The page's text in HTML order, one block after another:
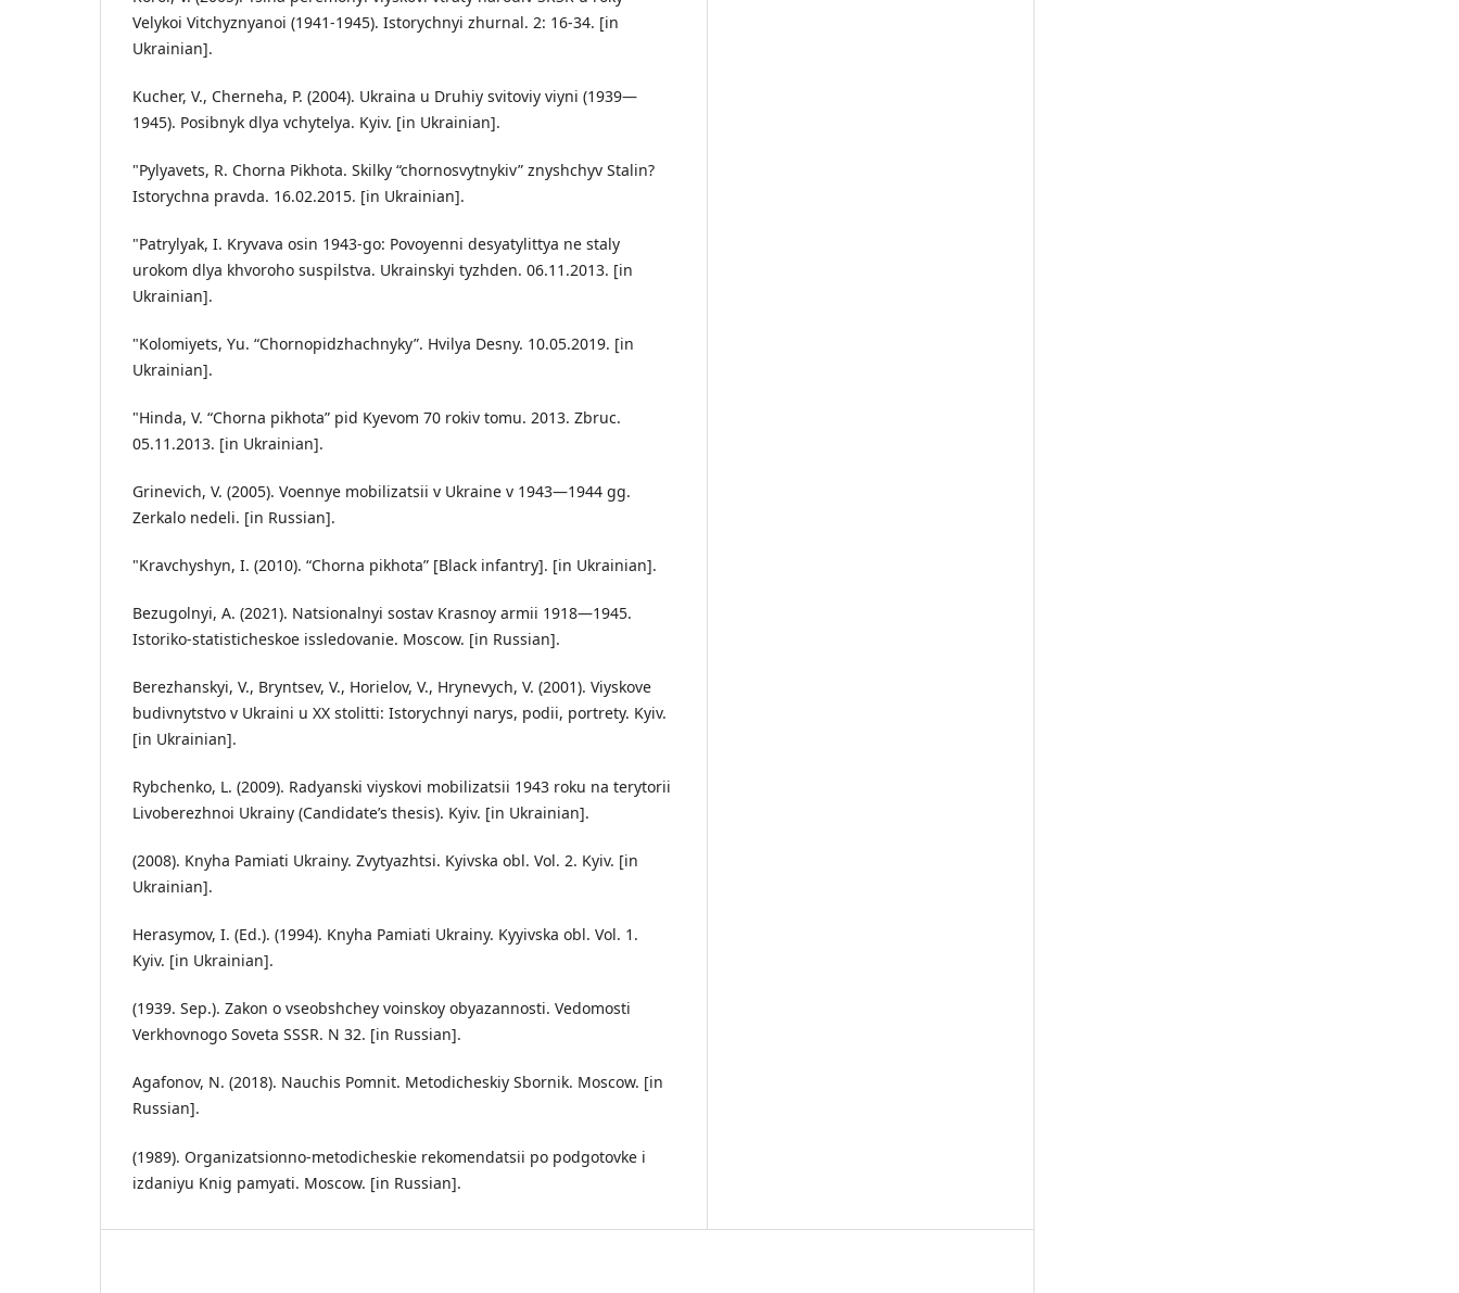
Velykoi Vitchyznyanoi (1941-1945). Istorychnyi zhurnal. 2: 16-34. [in
Ukrainian].
Kucher, V., Cherneha, P. (2004). Ukraina u Druhiy svitoviy viyni (1939—
1945). Posibnyk dlya vchytelya. Kyiv. [in Ukrainian].
"Pylyavets, R. Chorna Pikhota. Skilky “chornosvytnykiv” znyshchyv Stalin?
Istorychna pravda. 16.02.2015. [in Ukrainian].
"Patrylyak, I. Kryvava osin 1943-go: Povoyenni desyatylittya ne staly
urokom dlya khvoroho suspilstva. Ukrainskyi tyzhden. 06.11.2013. [in
Ukrainian].
"Kolomiyets, Yu. “Chornopidzhachnyky”. Hvilya Desny. 10.05.2019. [in
Ukrainian].
"Hinda, V. “Chorna pikhota” pid Kyevom 70 rokiv tomu. 2013. Zbruc.
05.11.2013. [in Ukrainian].
Grinevich, V. (2005). Voennye mobilizatsii v Ukraine v 1943—1944 gg.
Zerkalo nedeli. [in Russian].
"Kravchyshyn, I. (2010). “Chorna pikhota” [Black infantry]. [in Ukrainian].
Bezugolnyi, A. (2021). Natsionalnyi sostav Krasnoy armii 1918—1945.
Istoriko-statisticheskoe issledovanie. Moscow. [in Russian].
Berezhanskyi, V., Bryntsev, V., Horielov, V., Hrynevych, V. (2001). Viyskove
budivnytstvo v Ukraini u XX stolitti: Istorychnyi narys, podii, portrety. Kyiv.
[in Ukrainian].
Rybchenko, L. (2009). Radyanski viyskovi mobilizatsii 1943 roku na terytorii
Livoberezhnoi Ukrainy (Candidate’s thesis). Kyiv. [in Ukrainian].
(2008). Knyha Pamiati Ukrainy. Zvytyazhtsi. Kyivska obl. Vol. 2. Kyiv. [in
Ukrainian].
Herasymov, I. (Ed.). (1994). Knyha Pamiati Ukrainy. Kyyivska obl. Vol. 1.
Kyiv. [in Ukrainian].
(1939. Sep.). Zakon o vseobshchey voinskoy obyazannosti. Vedomosti
Verkhovnogo Soveta SSSR. N 32. [in Russian].
Agafonov, N. (2018). Nauchis Pomnit. Metodicheskiy Sbornik. Moscow. [in
Russian].
(1989). Organizatsionno-metodicheskie rekomendatsii po podgotovke i
izdaniyu Knig pamyati. Moscow. [in Russian].